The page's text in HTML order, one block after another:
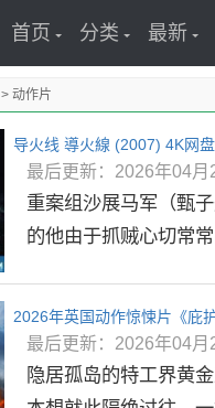
首页 分类 最新
> 动作片
导火线 導火線 (2007) 4K网
最后更新：2026年04月
重案组沙展马军（甄
的他由于抓贼心切常
2026年英国动作惊悚片《庇
最后更新：2026年04月
隐居孤岛的特工界黄